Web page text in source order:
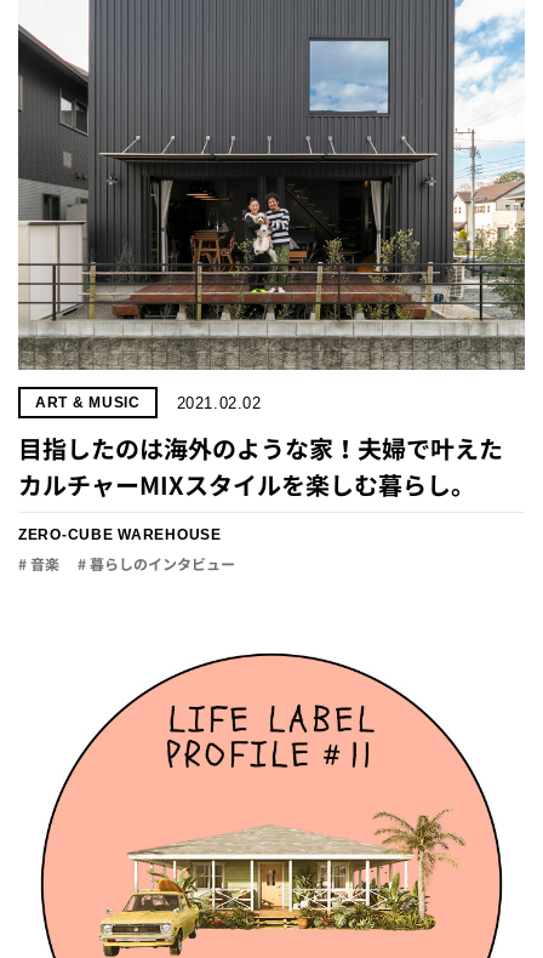
ART & MUSIC 2021.02.02
目指したのは海外のような家！夫婦で叶えた
カルチャーMIXスタイルを楽しむ暮らし。
ZERO-CUBE WAREHOUSE
# 音楽 # 暮らしのインタビュー